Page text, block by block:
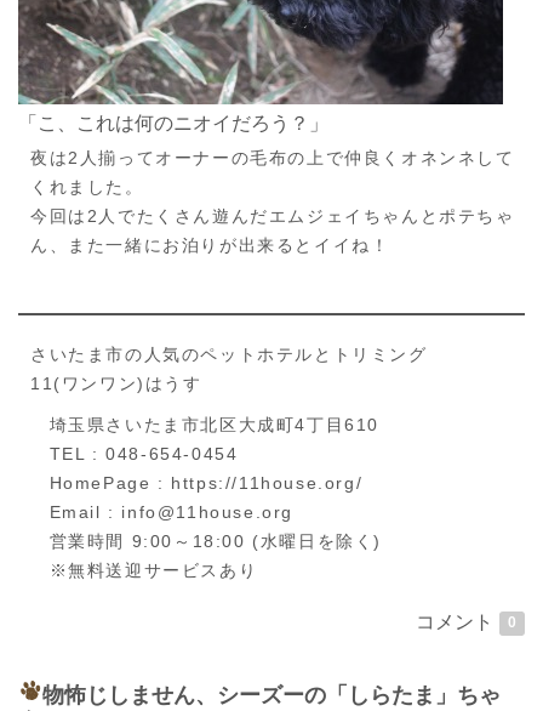
「こ、これは何のニオイだろう？」
夜は2人揃ってオーナーの毛布の上で仲良くオネンネして
くれました。
今回は2人でたくさん遊んだエムジェイちゃんとポテちゃ
ん、また一緒にお泊りが出来るとイイね！
さいたま市の人気のペットホテルとトリミング
11(ワンワン)はうす
埼玉県さいたま市北区大成町4丁目610
TEL : 048-654-0454
HomePage : https://11house.org/
Email : info@11house.org
営業時間 9:00～18:00 (水曜日を除く)
※無料送迎サービスあり
コメント 0
物怖じしません、シーズーの「しらたま」ちゃ